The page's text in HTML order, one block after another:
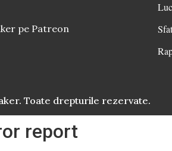
pe Patreon
Toate drepturile rezervate.
report